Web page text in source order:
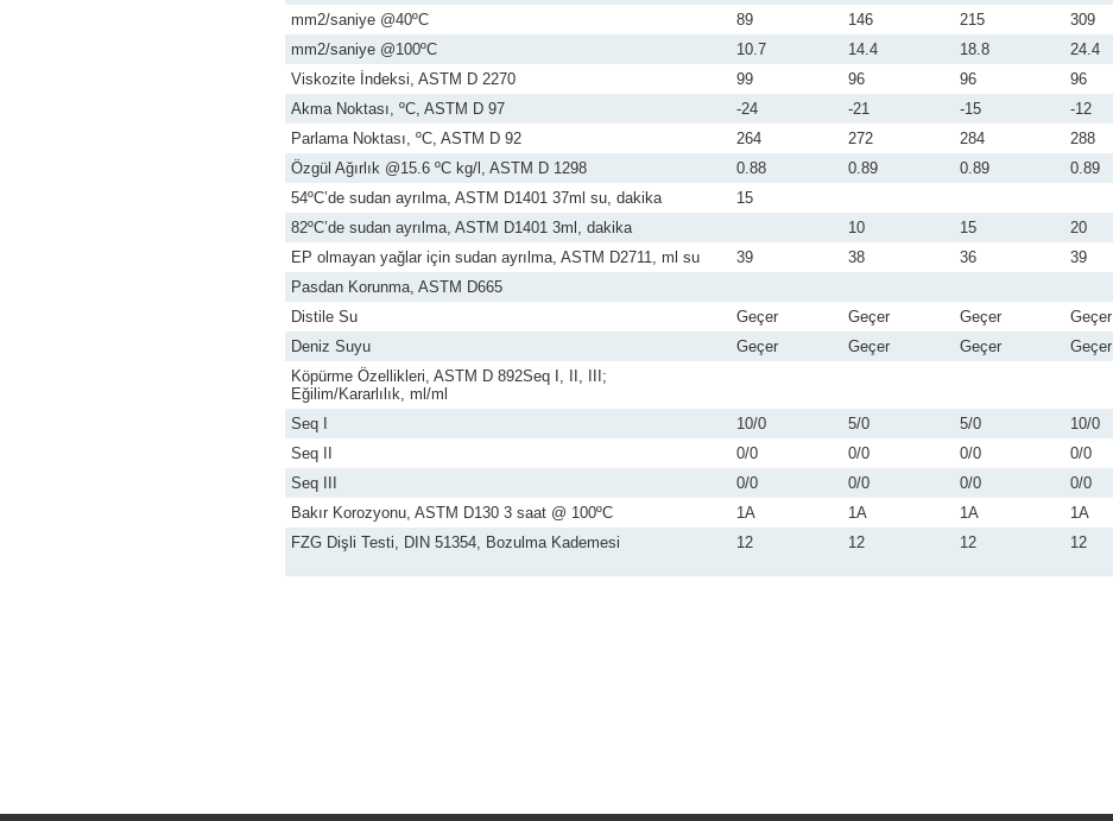
mm2/saniye @40ºC
89 146 215 309
mm2/saniye @100ºC
10.7 14.4 18.8 24.4
Viskozite İndeksi, ASTM D 2270
99 96 96 96
Akma Noktası, ºC, ASTM D 97
-24 -21 -15 -12
Parlama Noktası, ºC, ASTM D 92
264 272 284 288
Özgül Ağırlık @15.6 ºC kg/l, ASTM D 1298
0.88 0.89 0.89 0.89
54ºC’de sudan ayrılma, ASTM D1401 37ml su, dakika
15
82ºC’de sudan ayrılma, ASTM D1401 3ml, dakika
10 15 20
EP olmayan yağlar için sudan ayrılma, ASTM D2711, ml su
39 38 36 39
Pasdan Korunma, ASTM D665
Distile Su
Geçer Geçer Geçer Geçer
Deniz Suyu
Geçer Geçer Geçer Geçer
Köpürme Özellikleri, ASTM D 892Seq I, II, III;
Eğilim/Kararlılık, ml/ml
Seq I
10/0 5/0 5/0 10/0
Seq II
0/0 0/0 0/0 0/0
Seq III
0/0 0/0 0/0 0/0
Bakır Korozyonu, ASTM D130 3 saat @ 100ºC
1A 1A 1A 1A
FZG Dişli Testi, DIN 51354, Bozulma Kademesi
12 12 12 12